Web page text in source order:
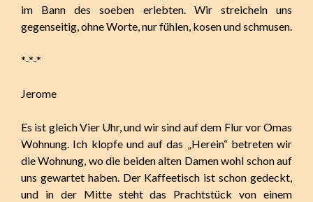
im Bann des soeben erlebten. Wir streicheln uns
gegenseitig, ohne Worte, nur fühlen, kosen und schmusen.
*-*-*
Jerome
Es ist gleich Vier Uhr, und wir sind auf dem Flur vor Omas
Wohnung. Ich klopfe und auf das „Herein“ betreten wir
die Wohnung, wo die beiden alten Damen wohl schon auf
uns gewartet haben. Der Kaffeetisch ist schon gedeckt,
und in der Mitte steht das Prachtstück von einem